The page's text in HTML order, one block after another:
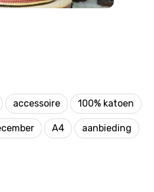
accessoire 100% katoen
A4 aanbieding